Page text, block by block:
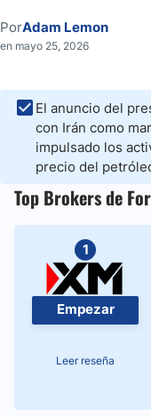
PorAdam Lemon
en mayo 25, 2026
El anuncio del
con Irán como
impulsado los
precio del
Top Brokers de
1
Empezar
Leer reseña